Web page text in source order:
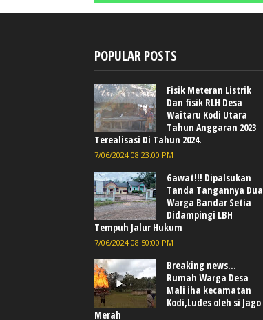
POPULAR POSTS
Fisik Meteran Listrik
Dan fisik RLH Desa
Waitaru Kodi Utara
Tahun Anggaran 2023
Terealisasi Di Tahun 2024.
7/06/2024 08:23:00 PM
Gawat!!! Dipalsukan
Tanda Tangannya Dua
Warga Bandar Setia
Didampingi LBH
Tempuh Jalur Hukum
7/06/2024 08:50:00 PM
Breaking news...
Rumah Warga Desa
Mali iha kecamatan
Kodi,Ludes oleh si Jago
Merah